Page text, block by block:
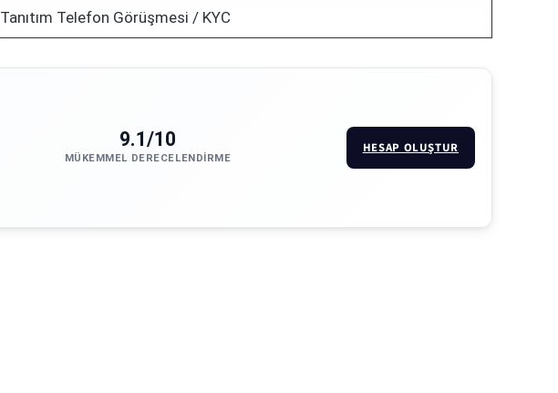
Tanıtım Telefon Görüşmesi / KYC
9.1/10
MÜKEMMEL DERECELENDIRME
HESAP OLUŞTUR